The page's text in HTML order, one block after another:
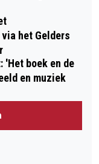
het Gelders
'Het boek en de
en muziek